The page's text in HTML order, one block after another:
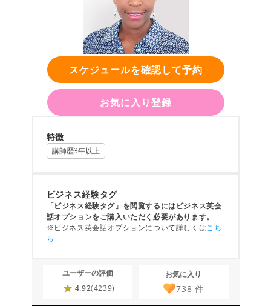
スケジュールを確認して予約
お気に入り登録
特徴
講師歴3年以上
ビジネス経験タグ
「ビジネス経験タグ」を閲覧するにはビジネス英会
話オプションをご購入いただく必要があります。
※ビジネス英会話オプションについて詳しくはこち
ら
ユーザーの評価
4.92(4239)
お気に入り
738 件